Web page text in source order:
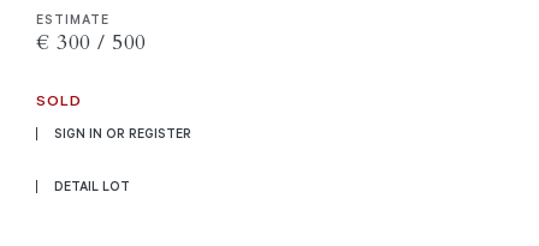
ESTIMATE
€ 300 / 500
SOLD
SIGN IN OR REGISTER
DETAIL LOT